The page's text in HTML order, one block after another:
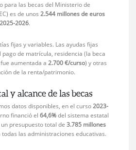
para las becas del Ministerio de
es de unos 2.544 millones de euros
2025-2026.
fijas y variables. Las ayudas fijas
pago de matrícula, residencia (la beca
aumentada a2.700 €/curso) y otras
de la renta/patrimonio.
y alcance de las becas
datos disponibles, en el curso2023-
financió el64,6%del sistema estatal
un presupuesto total de3.785 millones
todas las administraciones educativas.